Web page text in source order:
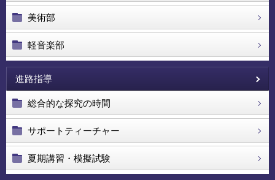
美術部
軽音楽部
進路指導
総合的な探究の時間
サポートティーチャー
夏期講習・模擬試験